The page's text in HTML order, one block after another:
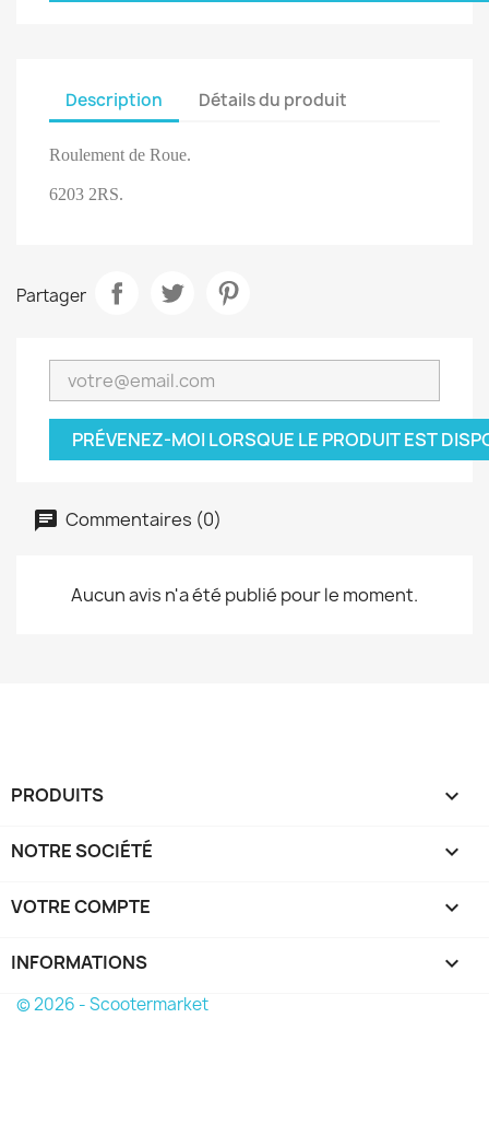
Description Détails du produit
Roulement de Roue.
6203 2RS.
Partager
PRÉVENEZ-MOI LORSQUE LE PRODUIT EST
Commentaires (0)
Aucun avis n'a été publié pour le moment.
PRODUITS 
NOTRE SOCIÉTÉ 
VOTRE COMPTE 
INFORMATIONS keyboard_arrow_down
© 2026 - Scootermarket